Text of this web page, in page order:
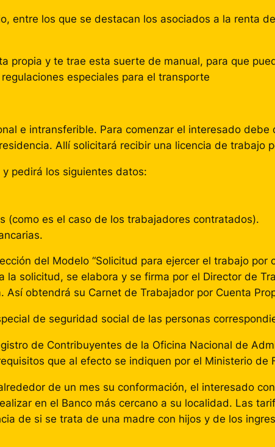
entre los que se destacan los asociados a la renta
propia y te trae esta suerte de manual, para que
especiales para el transporte
e intransferible. Para comenzar el interesado debe
Allí solicitará recibir una licencia de trabajo
pedirá los siguientes datos:
(como es el caso de los trabajadores contratados).
del Modelo “Solicitud para ejercer el trabajo por
solicitud, se elabora y se firma por el Director de
obtendrá su Carnet de Trabajador por Cuenta
de seguridad social de las personas
de Contribuyentes de la Oficina Nacional de
que al efecto se indiquen por el Ministerio de
de un mes su conformación, el interesado
en el Banco más cercano a su localidad. Las
de si se trata de una madre con hijos y de los